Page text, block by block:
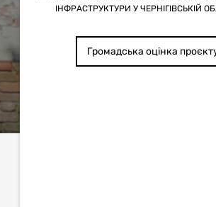
ІНФРАСТРУКТУРИ У ЧЕРНІГІВСЬКІЙ
Громадська оцінка